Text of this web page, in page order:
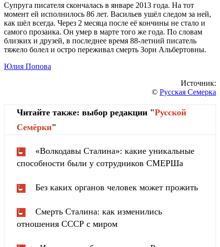
Супруга писателя скончалась в январе 2013 года. На тот
момент ей исполнилось 86 лет. Васильев ушёл следом за ней,
как шёл всегда. Через 2 месяца после её кончины не стало и
самого прозаика. Он умер в марте того же года. По словам
близких и друзей, в последнее время 88-летний писатель
тяжело болел и остро переживал смерть Зори Альбертовны.
Юлия Попова
Источник:
© Русская Семерка
Читайте также: выбор редакции "Русской
Cемёрки"
«Волкодавы Сталина»: какие уникальные
способности были у сотрудников СМЕРШа
Без каких органов человек может прожить
Смерть Сталина: как изменились
отношения СССР с миром